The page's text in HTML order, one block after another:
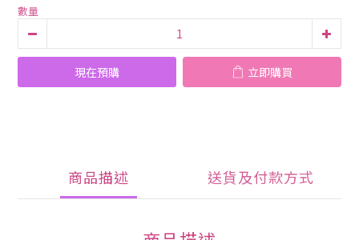
數量
現在預購 立即購買
商品描述 送貨及付款方式